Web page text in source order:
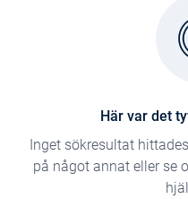
Här var det
Inget sökresultat
på något annat eller se